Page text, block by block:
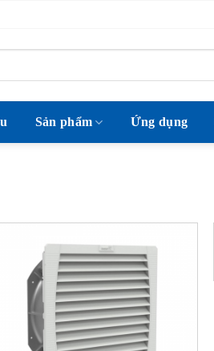
Sản phẩm Ứng dụng